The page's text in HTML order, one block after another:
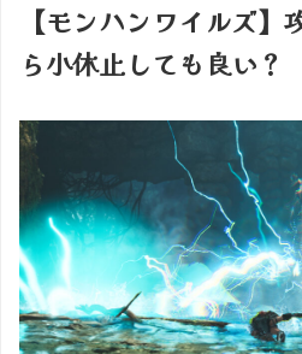
【モンハンワイルズ
ら小休止しても良い？